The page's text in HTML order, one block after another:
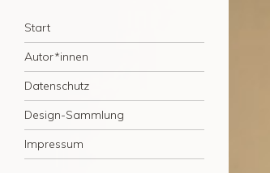
Navigation
Zum Inhalt springen
Start
Autor*innen
Datenschutz
Design-Sammlung
Impressum